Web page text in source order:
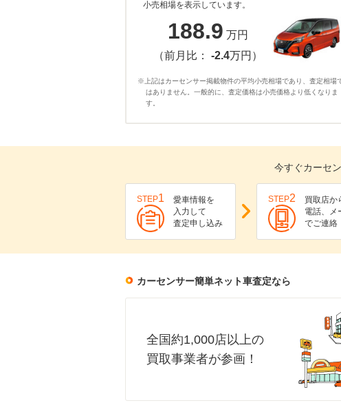
小売相場を表示しています。
188.9 万円
（前月比： -2.4万円）
※上記はカーセンサー掲載物件の平均小売相場であり、査定相場
はありません。一般的に、査定価格は小売価格より低くなりま
す。
今すぐカーセ
STEP1
愛車情報を
入力して
査定申し込み
STEP2
買取店か
電話、メ
でご連絡
カーセンサー簡単ネット車査定なら
全国約1,000店以上の
買取事業者が参画！